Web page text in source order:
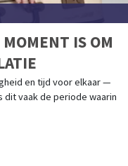
IS OM
en tijd voor elkaar —
dit vaak de periode waarin